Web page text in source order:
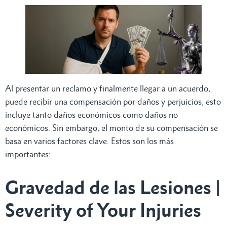
Al presentar un reclamo y finalmente llegar a un acuerdo,
puede recibir una compensación por daños y perjuicios, esto
incluye tanto daños económicos como daños no
económicos. Sin embargo, el monto de su compensación se
basa en varios factores clave. Estos son los más
importantes:
Gravedad de las Lesiones |
Severity of Your Injuries